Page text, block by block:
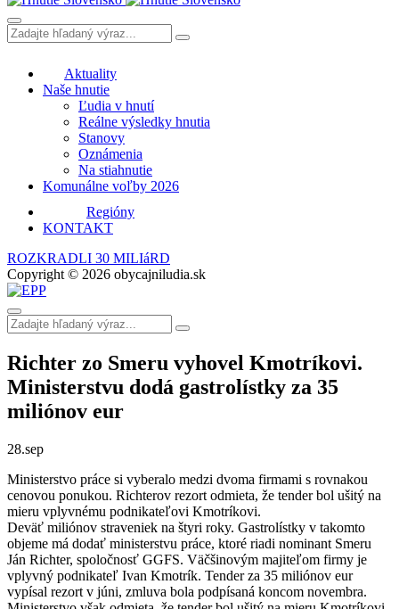
Aktuality
Naše hnutie
Ľudia v hnutí
Reálne výsledky hnutia
Stanovy
Oznámenia
Na stiahnutie
Komunálne voľby 2026
Regióny
KONTAKT
ROZKRADLI 30 MILIáRD
Copyright © 2026 obycajniludia.sk
Richter zo Smeru vyhovel Kmotríkovi.
Ministerstvu dodá gastrolístky za 35
miliónov eur
28.sep
Ministerstvo práce si vyberalo medzi dvoma firmami s rovnakou
cenovou ponukou. Richterov rezort odmieta, že tender bol ušitý na
mieru vplyvnému podnikateľovi Kmotríkovi.
Deväť miliónov straveniek na štyri roky. Gastrolístky v takomto
objeme má dodať ministerstvu práce, ktoré riadi nominant Smeru
Ján Richter, spoločnosť GGFS. Väčšinovým majiteľom firmy je
vplyvný podnikateľ Ivan Kmotrík. Tender za 35 miliónov eur
vypísal rezort v júni, zmluva bola podpísaná koncom novembra.